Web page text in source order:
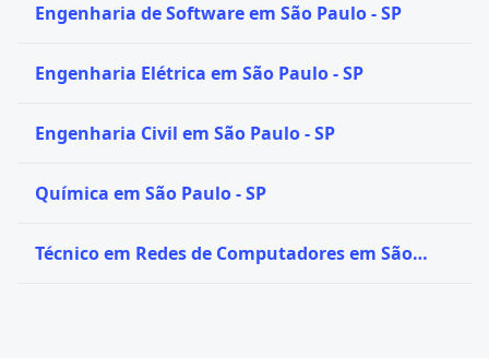
Engenharia de Software em São Paulo - SP
Engenharia Elétrica em São Paulo - SP
Engenharia Civil em São Paulo - SP
Química em São Paulo - SP
Técnico em Redes de Computadores em São